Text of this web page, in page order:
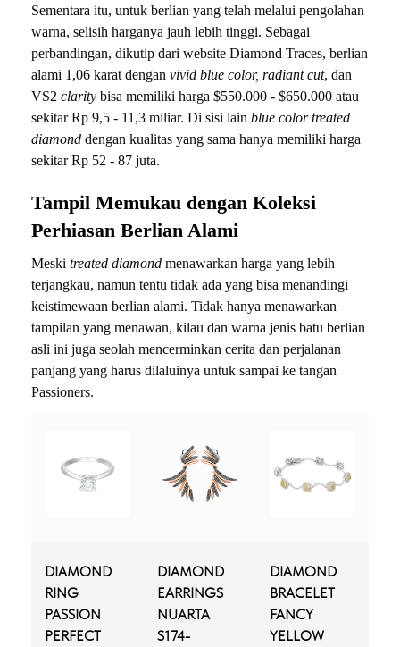
Sementara itu, untuk berlian yang telah melalui pengolahan
warna, selisih harganya jauh lebih tinggi. Sebagai
perbandingan, dikutip dari website Diamond Traces, berlian
alami 1,06 karat dengan vivid blue color, radiant cut, dan
VS2 clarity bisa memiliki harga $550.000 - $650.000 atau
sekitar Rp 9,5 - 11,3 miliar. Di sisi lain blue color treated
diamond dengan kualitas yang sama hanya memiliki harga
sekitar Rp 52 - 87 juta.
Tampil Memukau dengan Koleksi
Perhiasan Berlian Alami
Meski treated diamond menawarkan harga yang lebih
terjangkau, namun tentu tidak ada yang bisa menandingi
keistimewaan berlian alami. Tidak hanya menawarkan
tampilan yang menawan, kilau dan warna jenis batu berlian
asli ini juga seolah mencerminkan cerita dan perjalanan
panjang yang harus dilaluinya untuk sampai ke tangan
Passioners.
DIAMOND
RING
PASSION
PERFECT
DIAMOND
EARRINGS
NUARTA
S174-
DIAMOND
BRACELET
FANCY
YELLOW